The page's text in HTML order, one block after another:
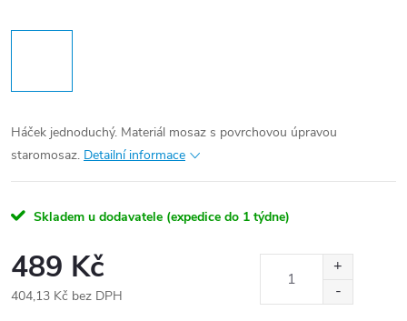
Háček jednoduchý. Materiál mosaz s povrchovou úpravou
staromosaz. Detailní informace
Skladem u dodavatele (expedice do 1 týdne)
489 Kč
404,13 Kč bez DPH